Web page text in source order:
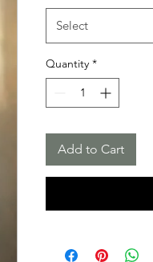
Select
Quantity *
Add to Cart